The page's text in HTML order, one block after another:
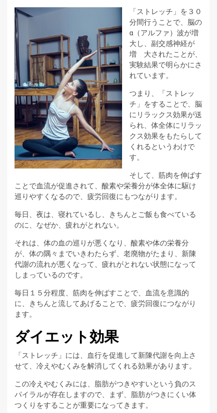
「ストレッチ」を３０
分間行うことで、脳の
α（アルファ）波が増
大し、副交感神経が
増 大されたことが、
実験結果で明らかにさ
れています。
つまり、「ストレッ
チ」をすることで、脳
にリラックス効果が送
られ、体全体にリラッ
クス効果をもたらして
くれるというわけで
す。
そして、筋肉を伸ばす
ことで血流が促進されて、酸素や栄養分が体全体に駆け
巡りやすくなるので、疲労回復にもつながります。
毎日、夜は、寝れているし、きちんとご飯も食べている
のに、なぜか、疲れがとれない。
それは、体の血の巡りが悪くなり、酸素や体の栄養分
が、体の隅々までいきわたらず、老廃物がたまり、新陳
代謝の流れが悪くなって、疲れがとれない状態になって
しまっているのです。
毎日１５分程度、筋肉を伸ばすことで、血流を意識的
に、きちんと流してあげることで、疲労回復につながり
ます。
ダイエット効果
「ストレッチ」には、血行を促進して新陳代謝を向上さ
せて、冷えやむくみを解消してくれる効果があります。
この冷えやむくみには、脂肪がつきやすいという負のス
パイラルが存在しますので、まず、脂肪がつきにくい体
つくりをすることが重要になってきます。